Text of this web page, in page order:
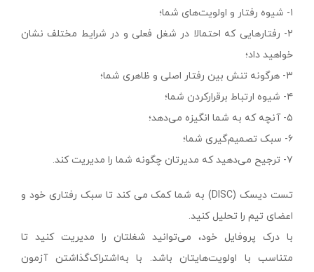
۱- شیوه رفتار و اولویت‌های شما؛
۲- رفتارهایی که احتمالا در شغل فعلی و در شرایط مختلف نشان
خواهید داد؛
۳- هرگونه تنش بین رفتار اصلی و ظاهری شما؛
۴- شیوه ارتباط برقرارکردن شما؛
۵- آنچه که به شما انگیزه می‌دهد؛
۶- سبک تصمیم‌گیری شما؛
۷- ترجیح می‌دهید که مدیر‌تان چگونه شما را مدیریت کند.
تست دیسک (DISC) به شما کمک می کند تا سبک رفتاری خود و
اعضای تیم را تحلیل کنید.
با درک پروفایل خود، می‌توانید شغلتان را مدیریت کنید تا
متناسب با اولویت‌هایتان باشد. با به‌اشتراک‌گذاشتن آزمون